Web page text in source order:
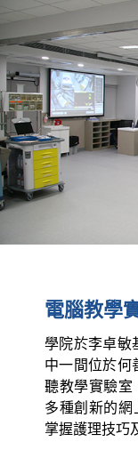
電腦教學
學院於李卓敏
中一間位於何
聽教學實驗
多種創新的
掌握護理技巧